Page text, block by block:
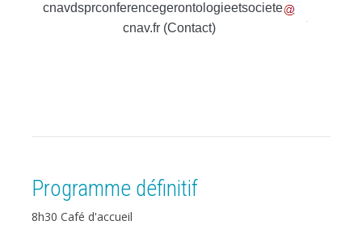
cnavdsprconferencegerontologieetsociete
cnav.fr(Contact)
Programme définitif
8h30 Café d'accueil